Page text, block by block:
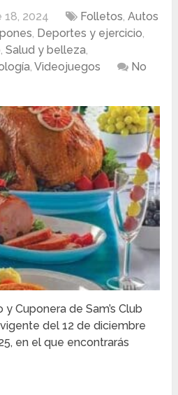
18, 2024 Folletos,Autos
, Deportes y ejercicio,
,Salud y belleza,
,Videojuegos
No
Cuponera de Sam’s Club
del 12 de diciembre
en el que encontrarás